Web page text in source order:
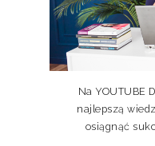
Pakiet
Na YOUTUBE
najlepszą
osiągnąć